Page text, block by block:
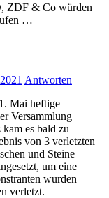
ZDF & Co würden
…
Antworten
Mai heftige
Versammlung
es bald zu
von 3 verletzten
und Steine
um eine
wurden
verletzt.